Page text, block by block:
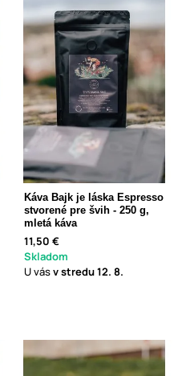
Káva Bajk je láska Espresso
stvorené pre švih - 250 g,
mletá káva
11,50 €
Skladom
U vásv stredu12. 8.